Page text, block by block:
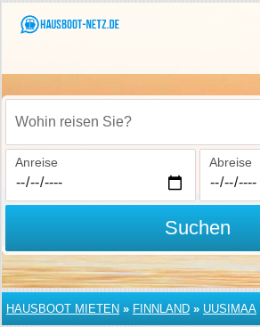
Wohin reisen Sie?
Anreise Abreise
Suchen
HAUSBOOT MIETEN » FINNLAND » UUSIMAA